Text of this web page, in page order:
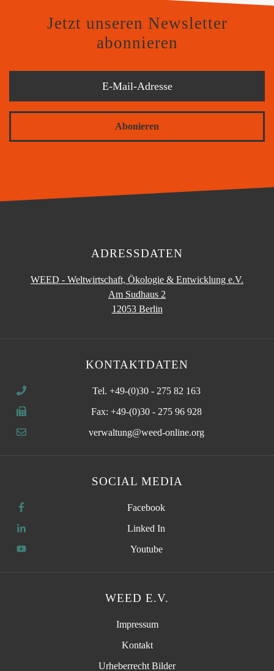
Jetzt unseren Newsletter
abonnieren
Abonieren
ADRESSDATEN
WEED - Weltwirtschaft, Ökologie & Entwicklung e.V.
Am Sudhaus 2
12053 Berlin
KONTAKTDATEN
Tel. +49-(0)30 - 275 82 163
Fax: +49-(0)30 - 275 96 928
verwaltung@weed-online.org
SOCIAL MEDIA
Facebook
Linked In
Youtube
WEED E.V.
Impressum
Kontakt
Urheberrecht Bilder